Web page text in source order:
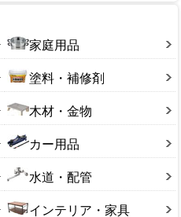
家庭用品
塗料・補修剤
木材・金物
カー用品
水道・配管
インテリア・家具